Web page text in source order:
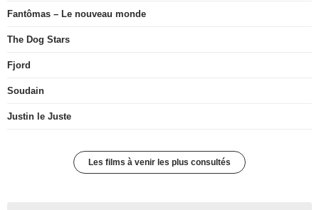
Fantômas – Le nouveau monde
The Dog Stars
Fjord
Soudain
Justin le Juste
Les films à venir les plus consultés